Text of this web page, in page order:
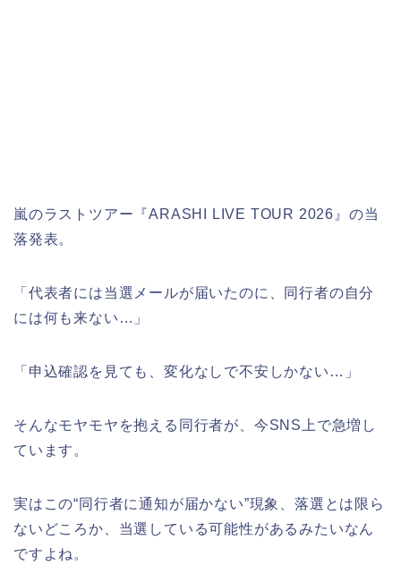
嵐のラストツアー『ARASHI LIVE TOUR 2026』の当
落発表。
「代表者には当選メールが届いたのに、同行者の自分
には何も来ない…」
「申込確認を見ても、変化なしで不安しかない…」
そんなモヤモヤを抱える同行者が、今SNS上で急増し
ています。
実はこの“同行者に通知が届かない”現象、落選とは限ら
ないどころか、当選している可能性があるみたいなん
ですよね。